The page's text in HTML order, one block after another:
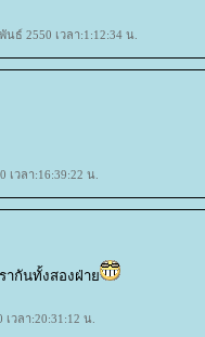
ธ์ 2550 เวลา:1:12:34 น.
วลา:16:39:22 น.
รากันทั้งสองฝ่า
วลา:20:31:12 น.